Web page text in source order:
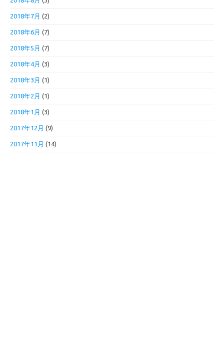
2018年7月 (2)
2018年6月 (7)
2018年5月 (7)
2018年4月 (3)
2018年3月 (1)
2018年2月 (1)
2018年1月 (3)
2017年12月 (9)
2017年11月 (14)